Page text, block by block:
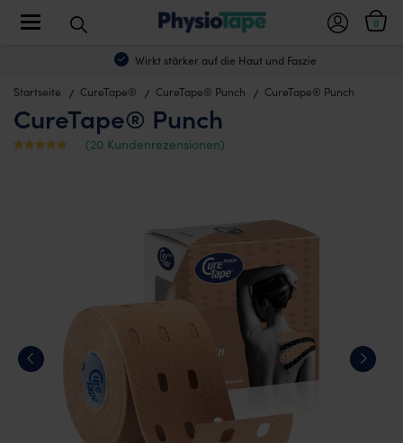
Wirkt stärker auf die Haut und Faszie
0
Toggle navigation
Startseite CureTape® CureTape® Punch CureTape® Punch
CureTape® Punch
(20 Kundenrezensionen)